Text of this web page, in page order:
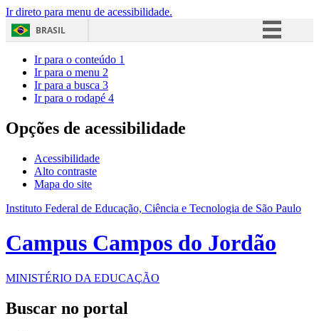
Ir direto para menu de acessibilidade.
BRASIL
Acesso à informação
Ir para o conteúdo 1
Ir para o menu 2
Ir para a busca 3
Ir para o rodapé 4
Opções de acessibilidade
Acessibilidade
Alto contraste
Mapa do site
Instituto Federal de Educação, Ciência e Tecnologia de São Paulo
Campus Campos do Jordão
MINISTÉRIO DA EDUCAÇÃO
Buscar no portal